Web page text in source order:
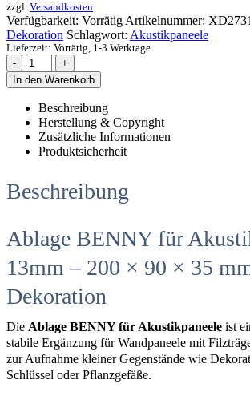
zzgl. Versandkosten
Verfügbarkeit: Vorrätig Artikelnummer:
Dekoration Schlagwort: Akustikpaneele
Lieferzeit: Vorrätig, 1-3 Werktage
-
+
In den Warenkorb
Beschreibung
Herstellung & Copyright
Zusätzliche Informationen
Produktsicherheit
Beschreibung
Ablage BENNY für
13mm – 200 × 90 × 35
Dekoration
Die Ablage BENNY für Akustikpaneele ist
stabile Ergänzung für Wandpaneele mit
zur Aufnahme kleiner Gegenstände wie
Schlüssel oder Pflanzgefäße.